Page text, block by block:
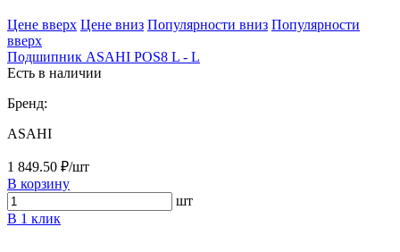
Ценe вверх Ценe вниз Популярности вниз Популярности
вверх
Подшипник ASAHI POS8 L - L
Есть в наличии
Бренд:
ASAHI
1 849.50 ₽/шт
В корзину
шт
В 1 клик